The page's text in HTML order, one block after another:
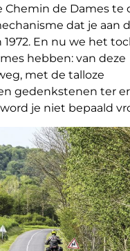
Chemin de Dames te
dat je aan
En nu we het
hebben: van deze
met de talloze
gedenkstenen ter
je niet bepaald